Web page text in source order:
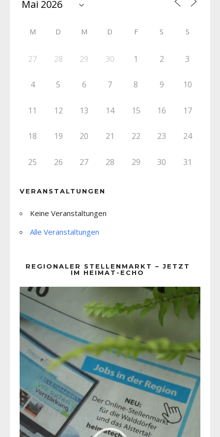
M D M D F S S
27 28 29 30 1 2 3
4 5 6 7 8 9 10
11 12 13 14 15 16 17
18 19 20 21 22 23 24
25 26 27 28 29 30 31
VERANSTALTUNGEN
Keine Veranstaltungen
Alle Veranstaltungen
REGIONALER STELLENMARKT – JETZT
IM HEIMAT-ECHO
Player